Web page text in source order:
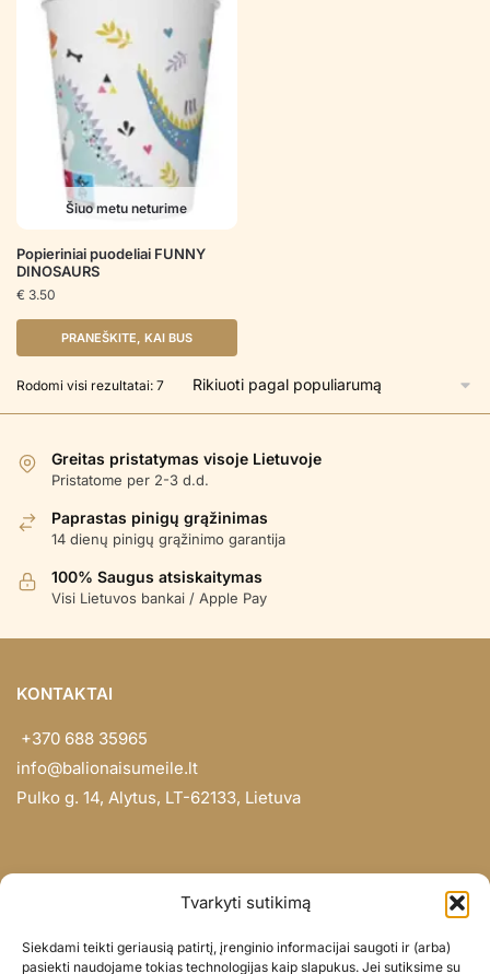
Tvarkyti sutikimą
Siekdami teikti geriausią patirtį, įrenginio informacijai saugoti ir (arba)
pasiekti naudojame tokias technologijas kaip slapukus. Jei sutiksime su
Šiuo metu neturime
Popieriniai puodeliai FUNNY
DINOSAURS
€ 3.50
PRANEŠKITE, KAI BUS
Rodomi visi rezultatai: 7Rūšiuojama
Greitas pristatymas visoje Lietuvoje
Pristatome per 2-3 d.d.
Paprastas pinigų grąžinimas
14 dienų pinigų grąžinimo garantija
100% Saugus atsiskaitymas
Visi Lietuvos bankai / Apple Pay
KONTAKTAI
+370 688 35965
info@balionaisumeile.lt
Pulko g. 14, Alytus, LT-62133, Lietuva
Didmena